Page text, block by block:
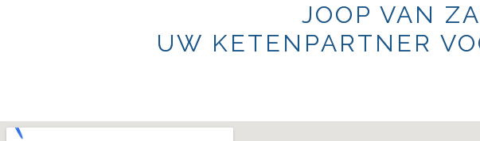
JOOP VAN
UW KETENPARTNER